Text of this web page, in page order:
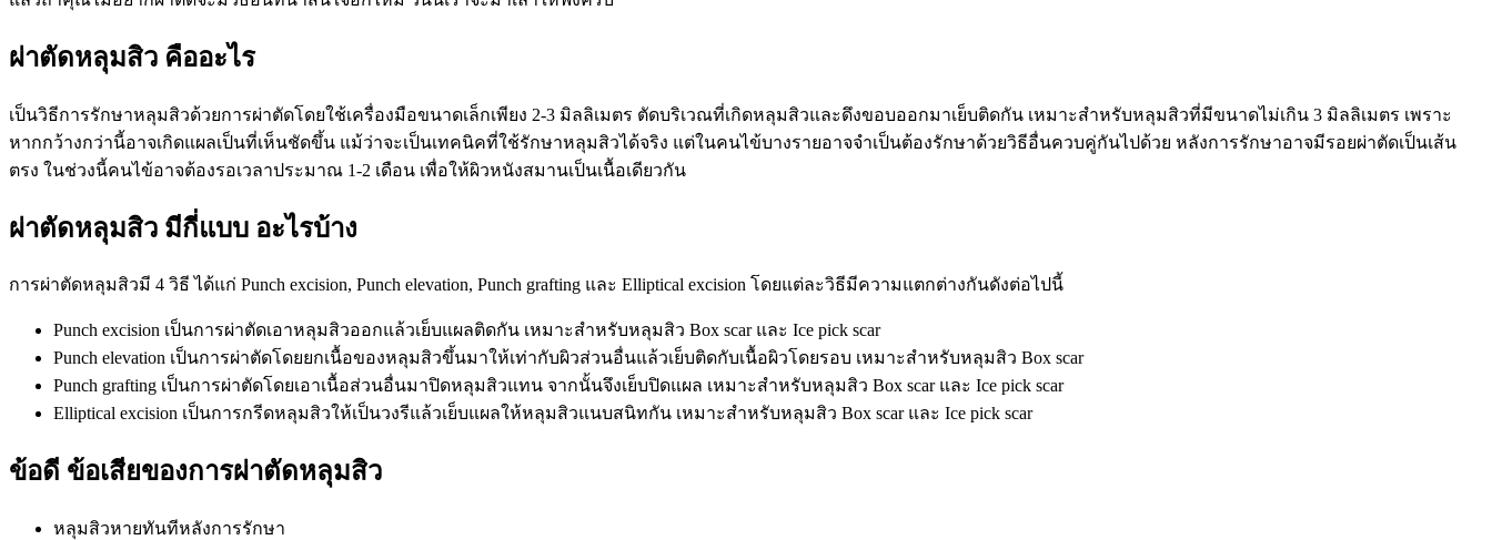
ผ่าตัดหลุมสิว คืออะไร
เป็นวิธีการรักษาหลุมสิวด้วยการผ่าตัดโดยใช้เครื่องมือขนาดเล็กเพียง 2-3 มิลลิเมตร ตัดบริเวณที่เกิดหลุมสิวและดึงขอบออกมาเย็บติดกัน เหมาะสำหรับหลุมสิวที่มีขนาดไม่เกิน 3 มิลลิเมตร เพราะ
หากกว้างกว่านี้อาจเกิดแผลเป็นที่เห็นชัดขึ้น แม้ว่าจะเป็นเทคนิคที่ใช้รักษาหลุมสิวได้จริง แต่ในคนไข้บางรายอาจจำเป็นต้องรักษาด้วยวิธีอื่นควบคู่กันไปด้วย หลังการรักษาอาจมีรอยผ่าตัดเป็นเส้น
ตรง ในช่วงนี้คนไข้อาจต้องรอเวลาประมาณ 1-2 เดือน เพื่อให้ผิวหนังสมานเป็นเนื้อเดียวกัน
ผ่าตัดหลุมสิว มีกี่แบบ อะไรบ้าง
การผ่าตัดหลุมสิวมี 4 วิธี ได้แก่ Punch excision, Punch elevation, Punch grafting และ Elliptical excision โดยแต่ละวิธีมีความแตกต่างกันดังต่อไปนี้
Punch excision เป็นการผ่าตัดเอาหลุมสิวออกแล้วเย็บแผลติดกัน เหมาะสำหรับหลุมสิว Box scar และ Ice pick scar
Punch elevation เป็นการผ่าตัดโดยยกเนื้อของหลุมสิวขึ้นมาให้เท่ากับผิวส่วนอื่นแล้วเย็บติดกับเนื้อผิวโดยรอบ เหมาะสำหรับหลุมสิว Box scar
Punch grafting เป็นการผ่าตัดโดยเอาเนื้อส่วนอื่นมาปิดหลุมสิวแทน จากนั้นจึงเย็บปิดแผล เหมาะสำหรับหลุมสิว Box scar และ Ice pick scar
Elliptical excision เป็นการกรีดหลุมสิวให้เป็นวงรีแล้วเย็บแผลให้หลุมสิวแนบสนิทกัน เหมาะสำหรับหลุมสิว Box scar และ Ice pick scar
ข้อดี ข้อเสียของการผ่าตัดหลุมสิว
หลุมสิวหายทันทีหลังการรักษา